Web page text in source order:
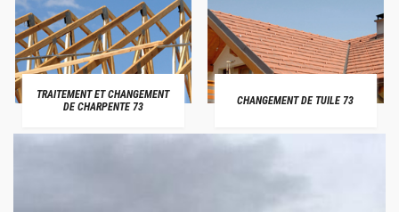
TRAITEMENT ET CHANGEMENT
DE CHARPENTE 73
CHANGEMENT DE TUILE 73